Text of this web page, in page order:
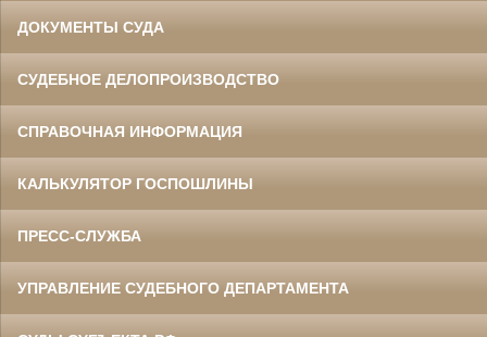
ДОКУМЕНТЫ СУДА
СУДЕБНОЕ ДЕЛОПРОИЗВОДСТВО
СПРАВОЧНАЯ ИНФОРМАЦИЯ
КАЛЬКУЛЯТОР ГОСПОШЛИНЫ
ПРЕСС-СЛУЖБА
УПРАВЛЕНИЕ СУДЕБНОГО ДЕПАРТАМЕНТА